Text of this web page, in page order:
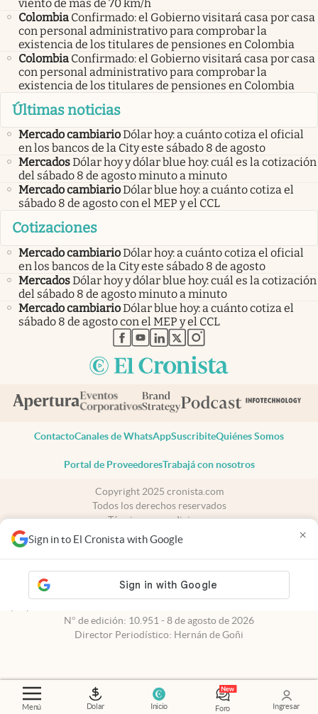
Menú Dolar Inicio Foro Ingresar
Sign in to El Cronista with Google ×
viento de más de 70 km/h
Colombia Confirmado: el Gobierno visitará casa por casa
con personal administrativo para comprobar la
existencia de los titulares de pensiones en Colombia
Colombia Confirmado: el Gobierno visitará casa por casa
con personal administrativo para comprobar la
existencia de los titulares de pensiones en Colombia
Últimas noticias
Mercado cambiarioDólar hoy: a cuánto cotiza el oficial
en los bancos de la City este sábado 8 de agosto
MercadosDólar hoy y dólar blue hoy: cuál es la cotización
del sábado 8 de agosto minuto a minuto
Mercado cambiarioDólar blue hoy: a cuánto cotiza el
sábado 8 de agosto con el MEP y el CCL
Cotizaciones
Mercado cambiarioDólar hoy: a cuánto cotiza el oficial
en los bancos de la City este sábado 8 de agosto
MercadosDólar hoy y dólar blue hoy: cuál es la cotización
del sábado 8 de agosto minuto a minuto
Mercado cambiarioDólar blue hoy: a cuánto cotiza el
sábado 8 de agosto con el MEP y el CCL
abre en nueva pestaña
abre en nueva pestaña
abre en nueva pestaña
abre en nueva pestaña
abre en nueva pestaña
ContactoCanales de WhatsAppSuscribiteQuiénes Somos
Portal de ProveedoresTrabajá con nosotros
Copyright 2025 cronista.com
Todos los derechos reservados
Términos y condiciones
Privacidad
Consentimiento
cronista.com
es propiedad de El Cronista Comercial S.A Registro de
N° de edición: 10.951 - 8 de agosto de 2026
Director Periodístico: Hernán de Goñi